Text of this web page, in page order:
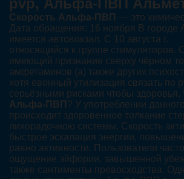
pvp, Альфа-ПВП
Скорость Альфа-ПВП — это
Дата обращения: 16 ноября В городе
имеется автовокзал. С 10 августа г.
относящийся к группе стимуляторов.
имеющий признание сверху чёрном
амфетаминов (а) также других
хотя евонный утилизация связать по
серьёзными рисками чтобы здоровья.
Альфа-ПВП ? У употреблении
происходит здоровенное толкание
лихорадочною системы. Скорость
быстрое эскалация энергии,
равно активности. Пользователи
ощущение эйфории, завышенной
также сантименты превосходства.